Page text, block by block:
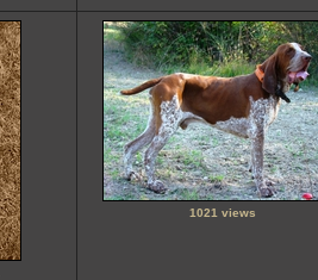
1021 views